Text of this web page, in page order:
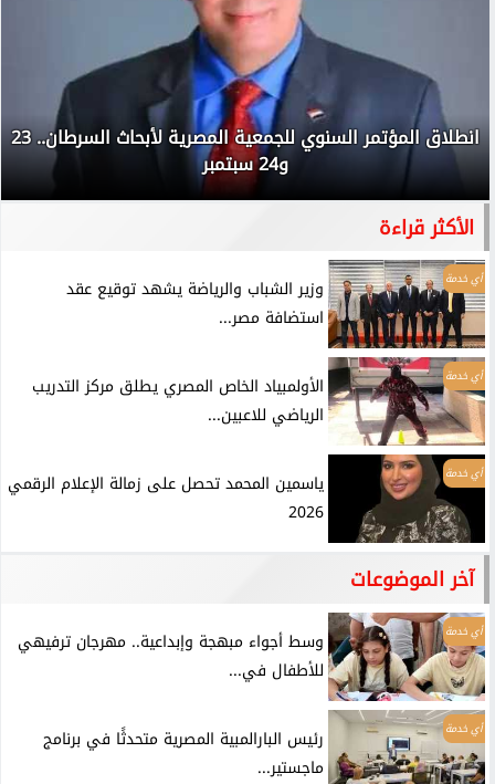
انطلاق المؤتمر السنوي للجمعية المصرية لأبحاث السرطان.. 23
و24 سبتمبر
الأكثر قراءة
أي خدمة
وزير الشباب والرياضة يشهد توقيع عقد
استضافة مصر...
أي خدمة
الأولمبياد الخاص المصري يطلق مركز التدريب
الرياضي للاعبين...
أي خدمة
ياسمين المحمد تحصل على زمالة الإعلام الرقمي
2026
آخر الموضوعات
أي خدمة
وسط أجواء مبهجة وإبداعية.. مهرجان ترفيهي
للأطفال في...
أي خدمة
رئيس البارالمبية المصرية متحدثًا في برنامج
ماجستير...